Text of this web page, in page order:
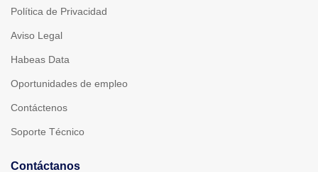
Política de Privacidad
Aviso Legal
Habeas Data
Oportunidades de empleo
Contáctenos
Soporte Técnico
Contáctanos